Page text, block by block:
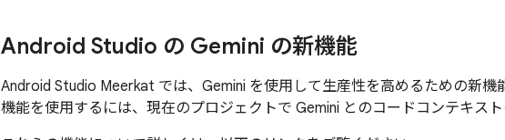
Android Studio の Gemini の新機能
Android Studio Meerkat では、Gemini を使用して生産性を高めるための新機
機能を使用するには、現在のプロジェクトで Gemini とのコードコンテキスト